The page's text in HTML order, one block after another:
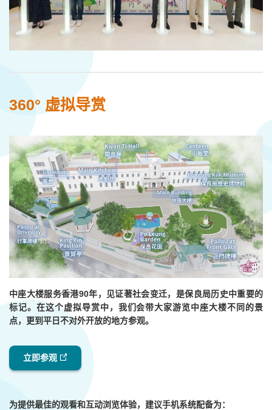
360° 虚拟导赏
中座大楼服务香港90年，见证著社会变迁，是保良局历史中重要的
标记。在这个虚拟导赏中，我们会带大家游览中座大楼不同的景
点，更到平日不对外开放的地方参观。
立即参观
为提供最佳的观看和互动浏览体验， 建议手机系统配备为：